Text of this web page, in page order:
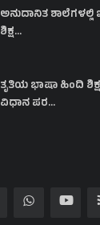
ಅನುದಾನಿತ
ಶಿಕ್ಷ...
ತೃತಿಯ ಭಾಷಾ ಹಿಂದಿ
ವಿಧಾನ ಪರ...